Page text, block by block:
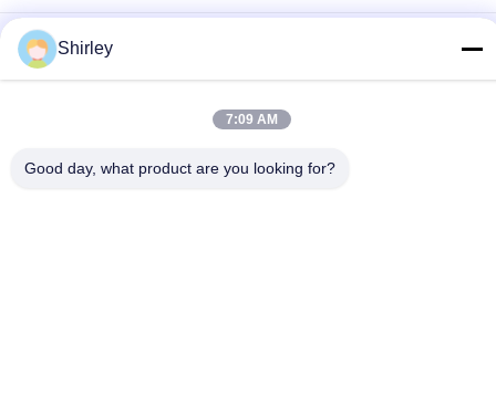
Lithium-Strom-Industrie der Stickstoff-Generator-Reinheits-
99,9995
Beliebte Kategorien
Psa-Stickstoff-
VSA-
Shirley
7:09 AM
Good day, what product are you looking for?